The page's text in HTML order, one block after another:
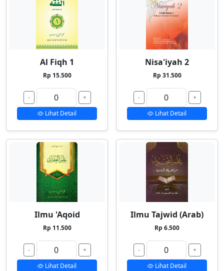
Al Fiqh 1
Rp 15.500
-
+
Lihat Detail
Nisa'iyah 2
Rp 31.500
-
+
Lihat Detail
Ilmu 'Aqoid
Rp 11.500
-
+
Lihat Detail
Ilmu Tajwid (Arab)
Rp 6.500
-
+
Lihat Detail